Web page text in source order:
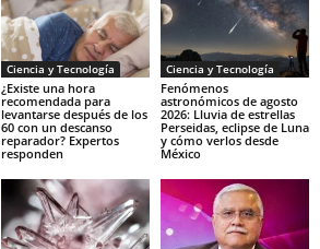
Ciencia y Tecnología
¿Existe una hora
recomendada para
levantarse después de los
60 con un descanso
reparador? Expertos
responden
Ciencia y Tecnología
Fenómenos
astronómicos de agosto
2026: Lluvia de estrellas
Perseidas, eclipse de Luna
y cómo verlos desde
México